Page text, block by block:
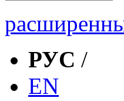
РУС /
EN